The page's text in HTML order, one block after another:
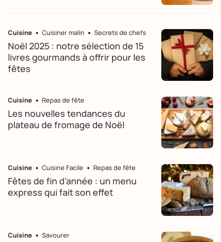
Cuisine Cuisiner malin Secrets de chefs
Noël 2025 : notre sélection de 15
livres gourmands à offrir pour les
fêtes
Cuisine Repas de fête
Les nouvelles tendances du
plateau de fromage de Noël
Cuisine Cuisine Facile Repas de fête
Fêtes de fin d’année : un menu
express qui fait son effet
Cuisine Savourer